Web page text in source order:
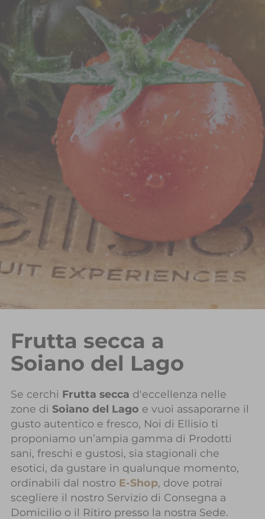
Frutta secca a
Soiano del Lago
Se cerchi Frutta secca d'eccellenza nelle
zone di Soiano del Lago e vuoi assaporarne il
gusto autentico e fresco, Noi di Ellisio ti
proponiamo un’ampia gamma di Prodotti
sani, freschi e gustosi, sia stagionali che
esotici, da gustare in qualunque momento,
ordinabili dal nostro E-Shop, dove potrai
scegliere il nostro Servizio di Consegna a
Domicilio o il Ritiro presso la nostra Sede.